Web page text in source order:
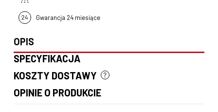
Gwarancja 24 miesiące
OPIS
SPECYFIKACJA
KOSZTY DOSTAWY
OPINIE O PRODUKCIE